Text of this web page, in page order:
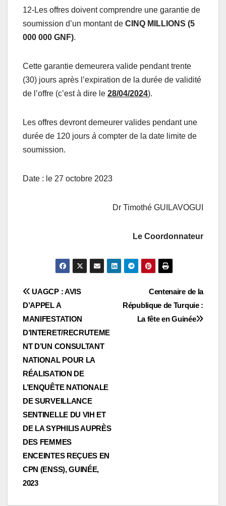
12-Les offres doivent comprendre une garantie de
soumission d’un montant de CINQ MILLIONS (5
000 000 GNF).
Cette garantie demeurera valide pendant trente
(30) jours après l’expiration de la durée de validité
de l’offre (c’est à dire le 28/04/2024).
Les offres devront demeurer valides pendant une
durée de 120 jours à compter de la date limite de
soumission.
Date : le 27 octobre 2023
Dr Timothé GUILAVOGUI
Le Coordonnateur
Navigation
de
l’article
Centenaire de la
République de Turquie :
La fête en Guinée
UAGCP : AVIS
D’APPEL A
MANIFESTATION
D’INTERET/RECRUTEME
NT D’UN CONSULTANT
NATIONAL POUR LA
RÉALISATION DE
L’ENQUÊTE NATIONALE
DE SURVEILLANCE
SENTINELLE DU VIH ET
DE LA SYPHILIS AUPRÈS
DES FEMMES
ENCEINTES REÇUES EN
CPN (ENSS), GUINÉE,
2023